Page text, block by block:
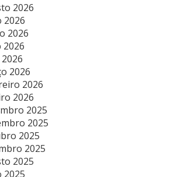
2026
2026
2026
2026
2026
2026
2026
2025
2025
2025
2025
2025
2025